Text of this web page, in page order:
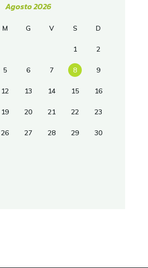
Agosto 2026
M G V S D
1 2
5 6 7 8 9
12 13 14 15 16
19 20 21 22 23
26 27 28 29 30